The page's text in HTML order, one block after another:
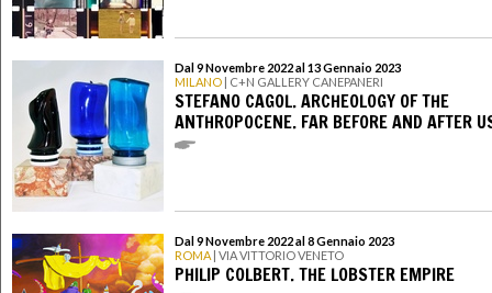
Dal 9 Novembre 2022 al 13 Gennaio 2023
MILANO | C+N GALLERY CANEPANERI
STEFANO CAGOL. ARCHEOLOGY OF THE
ANTHROPOCENE. FAR BEFORE AND AFTER
Dal 9 Novembre 2022 al 8 Gennaio 2023
ROMA | VIA VITTORIO VENETO
PHILIP COLBERT. THE LOBSTER EMPIRE